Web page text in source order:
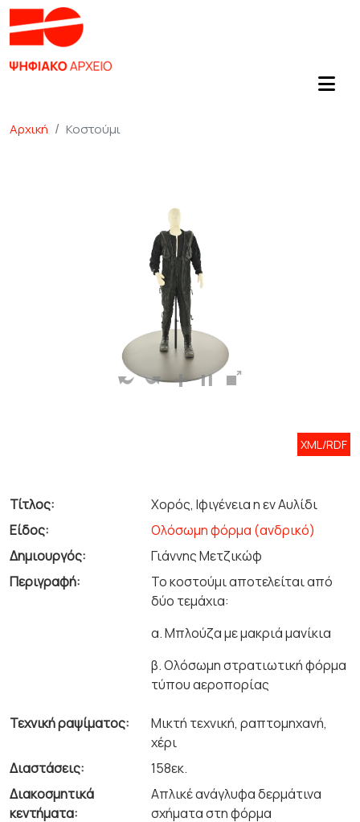
Αρχική Κοστούμι
XML/RDF
Τίτλος:
Χορός, Ιφιγένεια η εν Αυλίδι
Είδος:
Ολόσωμη φόρμα (ανδρικό)
Δημιουργός:
Γιάννης Μετζικώφ
Περιγραφή:
Το κοστούμι αποτελείται από
δύο τεμάχια:
α. Μπλούζα με μακριά μανίκια
β. Ολόσωμη στρατιωτική φόρμα
τύπου αεροπορίας
Τεχνική ραψίματος:
Μικτή τεχνική, ραπτομηχανή,
χέρι
Διαστάσεις:
158εκ.
Διακοσμητικά
κεντήματα:
Απλικέ ανάγλυφα δερμάτινα
σχήματα στη φόρμα